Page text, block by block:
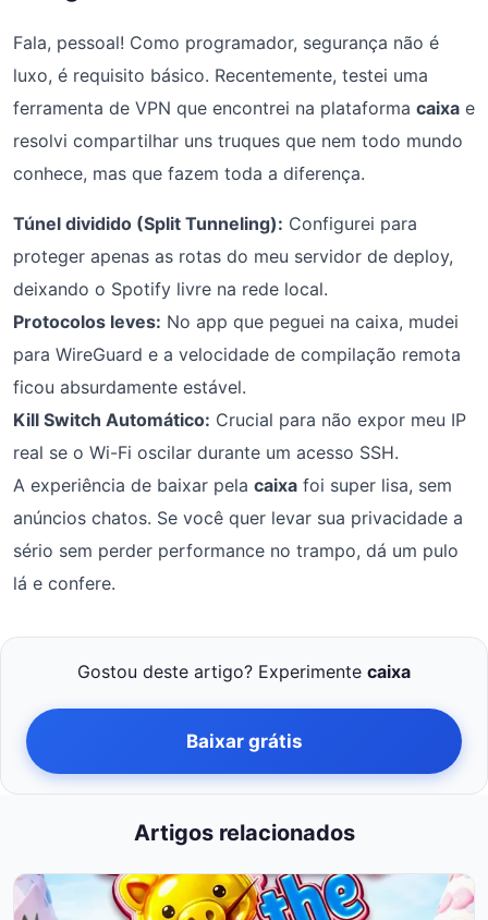
Fala, pessoal! Como programador, segurança não é
luxo, é requisito básico. Recentemente, testei uma
ferramenta de VPN que encontrei na plataforma caixa e
resolvi compartilhar uns truques que nem todo mundo
conhece, mas que fazem toda a diferença.
Túnel dividido (Split Tunneling): Configurei para
proteger apenas as rotas do meu servidor de deploy,
deixando o Spotify livre na rede local.
Protocolos leves: No app que peguei na caixa, mudei
para WireGuard e a velocidade de compilação remota
ficou absurdamente estável.
Kill Switch Automático: Crucial para não expor meu IP
real se o Wi-Fi oscilar durante um acesso SSH.
A experiência de baixar pela caixa foi super lisa, sem
anúncios chatos. Se você quer levar sua privacidade a
sério sem perder performance no trampo, dá um pulo
lá e confere.
Gostou deste artigo? Experimente caixa
Baixar grátis
Artigos relacionados